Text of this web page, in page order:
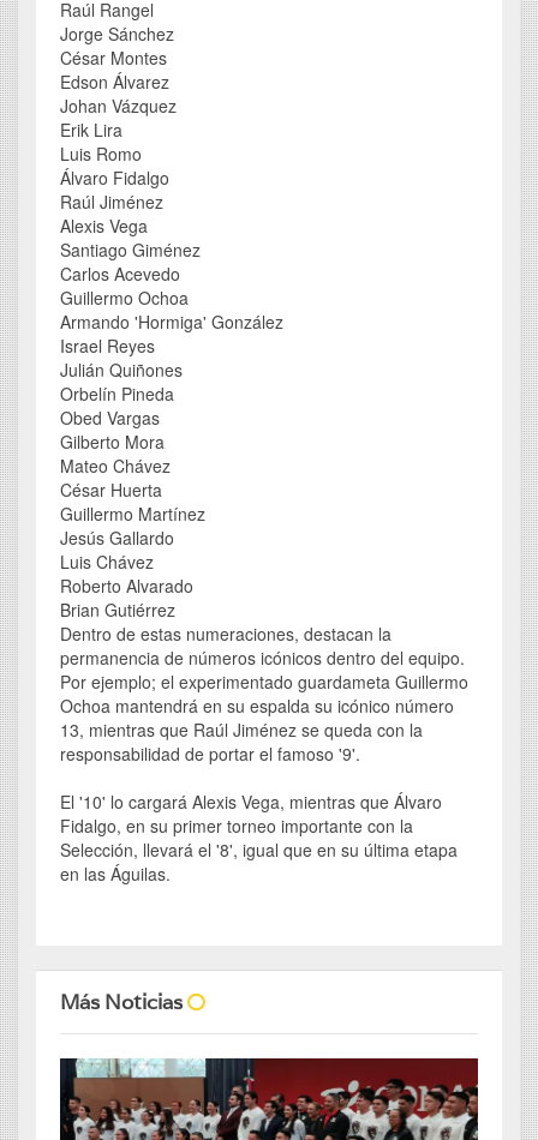
Raúl Rangel
Jorge Sánchez
César Montes
Edson Álvarez
Johan Vázquez
Erik Lira
Luis Romo
Álvaro Fidalgo
Raúl Jiménez
Alexis Vega
Santiago Giménez
Carlos Acevedo
Guillermo Ochoa
Armando 'Hormiga' González
Israel Reyes
Julián Quiñones
Orbelín Pineda
Obed Vargas
Gilberto Mora
Mateo Chávez
César Huerta
Guillermo Martínez
Jesús Gallardo
Luis Chávez
Roberto Alvarado
Brian Gutiérrez
Dentro de estas numeraciones, destacan la
permanencia de números icónicos dentro del equipo.
Por ejemplo; el experimentado guardameta Guillermo
Ochoa mantendrá en su espalda su icónico número
13, mientras que Raúl Jiménez se queda con la
responsabilidad de portar el famoso '9'.
El '10' lo cargará Alexis Vega, mientras que Álvaro
Fidalgo, en su primer torneo importante con la
Selección, llevará el '8', igual que en su última etapa
en las Águilas.
Más Noticias